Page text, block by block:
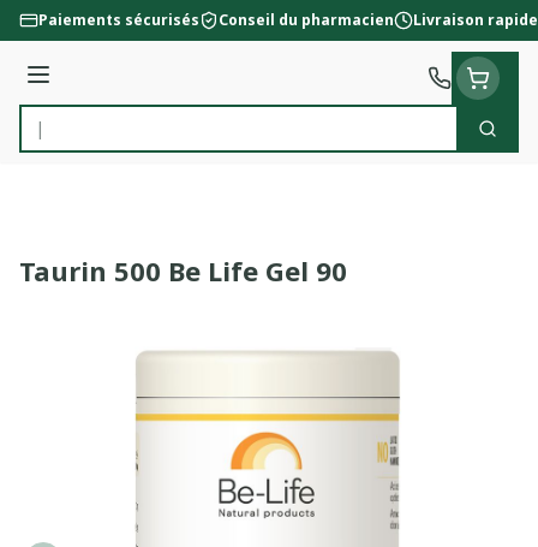
Aller au contenu
Paiements sécurisés Conseil du pharmacien Livraison rapide
Menu
Rechercher
Taurin 500 Be Life Gel 90